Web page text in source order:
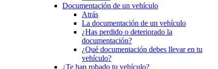
Documentación de un vehículo
Atrás
La documentación de un vehículo
¿Has perdido o deteriorado la
documentación?
¿Qué documentación debes llevar en tu
vehículo?
¿Te han robado tu vehículo?